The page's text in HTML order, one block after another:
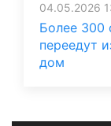
04.05.2026
Более 300
переедут
дом